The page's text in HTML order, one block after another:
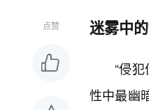
点赞 迷雾中
“侵
性中最幽